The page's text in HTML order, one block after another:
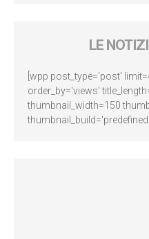
LE
[wpp post_type='post'
order_by='views'
thumbnail_width=150